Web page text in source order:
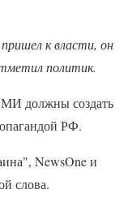
к власти, он
политик.
должны создать
РФ.
NewsOne и
слова.